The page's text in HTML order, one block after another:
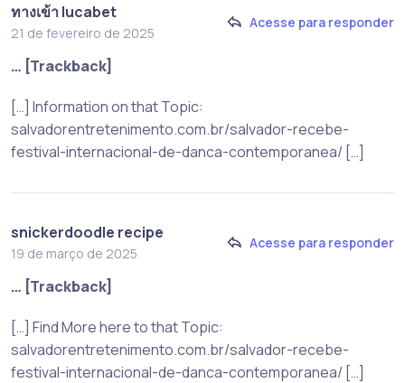
ทางเข้า lucabet
21 de fevereiro de 2025
Acesse para responder
… [Trackback]
[…] Information on that Topic:
salvadorentretenimento.com.br/salvador-recebe-
festival-internacional-de-danca-contemporanea/ […]
snickerdoodle recipe
19 de março de 2025
Acesse para responder
… [Trackback]
[…] Find More here to that Topic:
salvadorentretenimento.com.br/salvador-recebe-
festival-internacional-de-danca-contemporanea/ […]